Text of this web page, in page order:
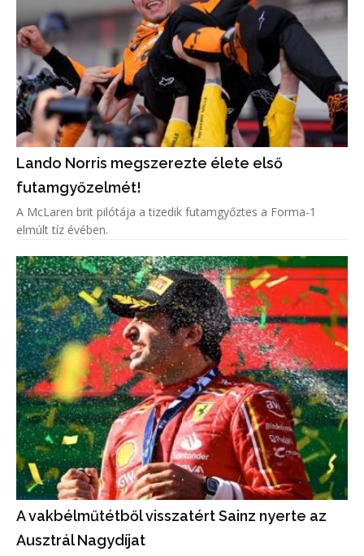
Lando Norris megszerezte élete első
futamgyőzelmét!
A McLaren brit pilótája a tizedik futamgyőztes a Forma-1
elmúlt tíz évében.
A vakbélműtétből visszatért Sainz nyerte az
Ausztrál Nagydíjat